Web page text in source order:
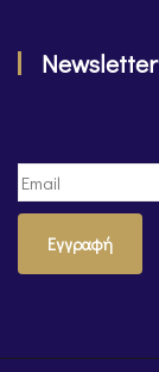
Newsletter
Εγγραφή